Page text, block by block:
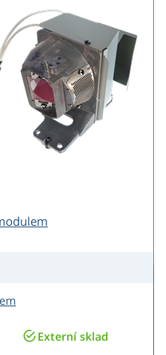
Externí sklad